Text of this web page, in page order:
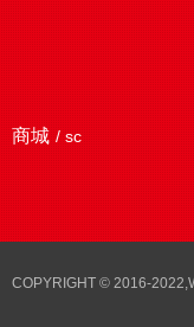
商城 / sc
COPYRIGHT © 2016-